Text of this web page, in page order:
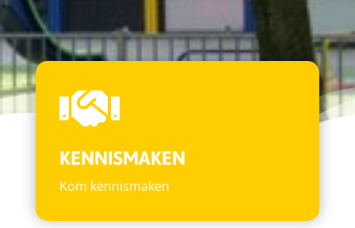

KENNISMAKEN
Kom kennismaken